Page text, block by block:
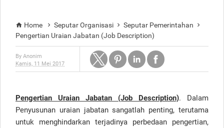
 Home  Seputar Organisasi  Seputar Pemerintahan 
Pengertian Uraian Jabatan (Job Description)
By Anonim
Kamis, 11 Mei 2017
Pengertian Uraian Jabatan (Job Description). Dalam
Penyusunan uraian jabatan sangatlah penting, terutama
untuk menghindarkan terjadinya perbedaan pengertian,